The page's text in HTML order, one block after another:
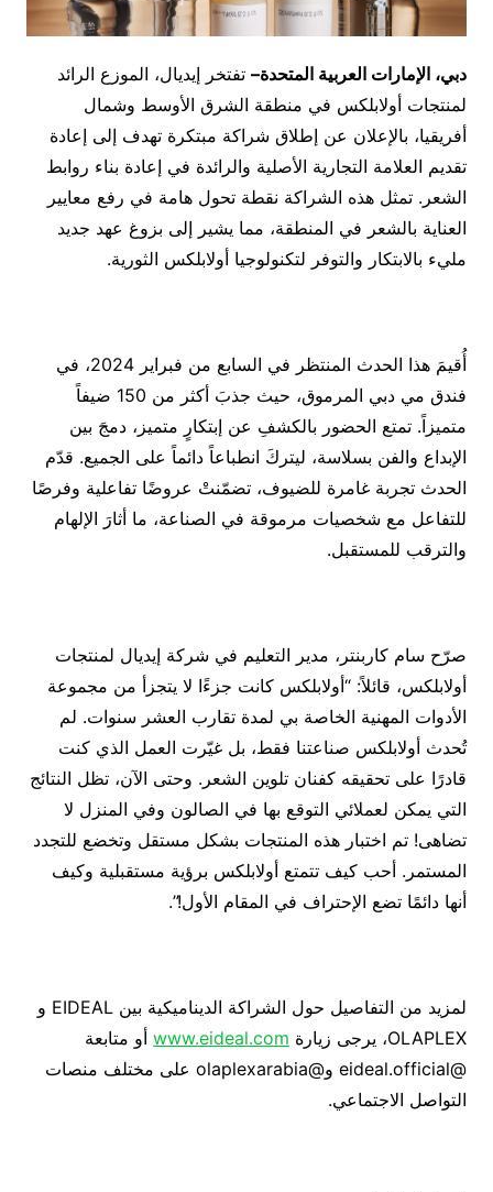
دبي، الإمارات العربية المتحدة–تفتخر إيديال، الموزع الرائد
لمنتجات أولابلكس في منطقة الشرق الأوسط وشمال
أفريقيا، بالإعلان عن إطلاق شراكة مبتكرة تهدف إلى إعادة
تقديم العلامة التجارية الأصلية والرائدة في إعادة بناء روابط
الشعر. تمثل هذه الشراكة نقطة تحول هامة في رفع معايير
العناية بالشعر في المنطقة، مما يشير إلى بزوغ عهد جديد
مليء بالابتكار والتوفر لتكنولوجيا أولابلكس الثورية.
أُقيمَ هذا الحدث المنتظر في السابع من فبراير 2024، في
فندق مي دبي المرموق، حيث جذبَ أكثر من 150 ضيفاً
متميزاً. تمتع الحضور بالكشفِ عن إبتكارٍ متميز، دمجَ بين
الإبداع والفن بسلاسة، ليتركَ انطباعاً دائماً على الجميع. قدّم
الحدث تجربة غامرة للضيوف، تضمّنتْ عروضًا تفاعلية وفرصًا
للتفاعل مع شخصيات مرموقة في الصناعة، ما أثارَ الإلهام
والترقب للمستقبل.
صرّح سام كاربنتر، مدير التعليم في شركة إيديال لمنتجات
أولابلكس، قائلاً: “أولابلكس كانت جزءًا لا يتجزأ من مجموعة
الأدوات المهنية الخاصة بي لمدة تقارب العشر سنوات. لم
تُحدث أولابلكس صناعتنا فقط، بل غيّرت العمل الذي كنت
قادرًا على تحقيقه كفنان تلوين الشعر. وحتى الآن، تظل النتائج
التي يمكن لعملائي التوقع بها في الصالون وفي المنزل لا
تضاهى! تم اختبار هذه المنتجات بشكل مستقل وتخضع للتجدد
المستمر. أحب كيف تتمتع أولابلكس برؤية مستقبلية وكيف
أنها دائمًا تضع الإحتراف في المقام الأول!”.
لمزيد من التفاصيل حول الشراكة الديناميكية بين EIDEAL و
OLAPLEX، يرجى زيارة
www.eideal.comأو متابعة
@eideal.official و@olaplexarabia على مختلف منصات
التواصل الاجتماعي.